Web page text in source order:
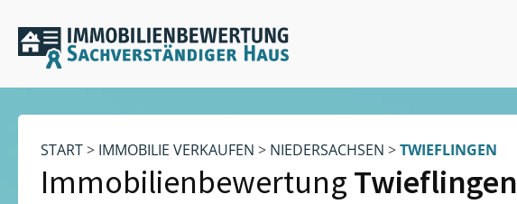
START> IMMOBILIE VERKAUFEN > NIEDERSACHSEN >TWIEFLINGEN
Immobilienbewertung Twieflingen